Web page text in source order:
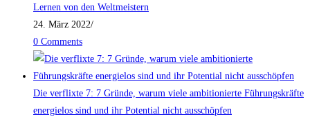
Lernen von den Weltmeistern
24. März 2022/
0 Comments
Die verflixte 7: 7 Gründe, warum viele ambitionierte Führungskräfte
energielos sind und ihr Potential nicht ausschöpfen